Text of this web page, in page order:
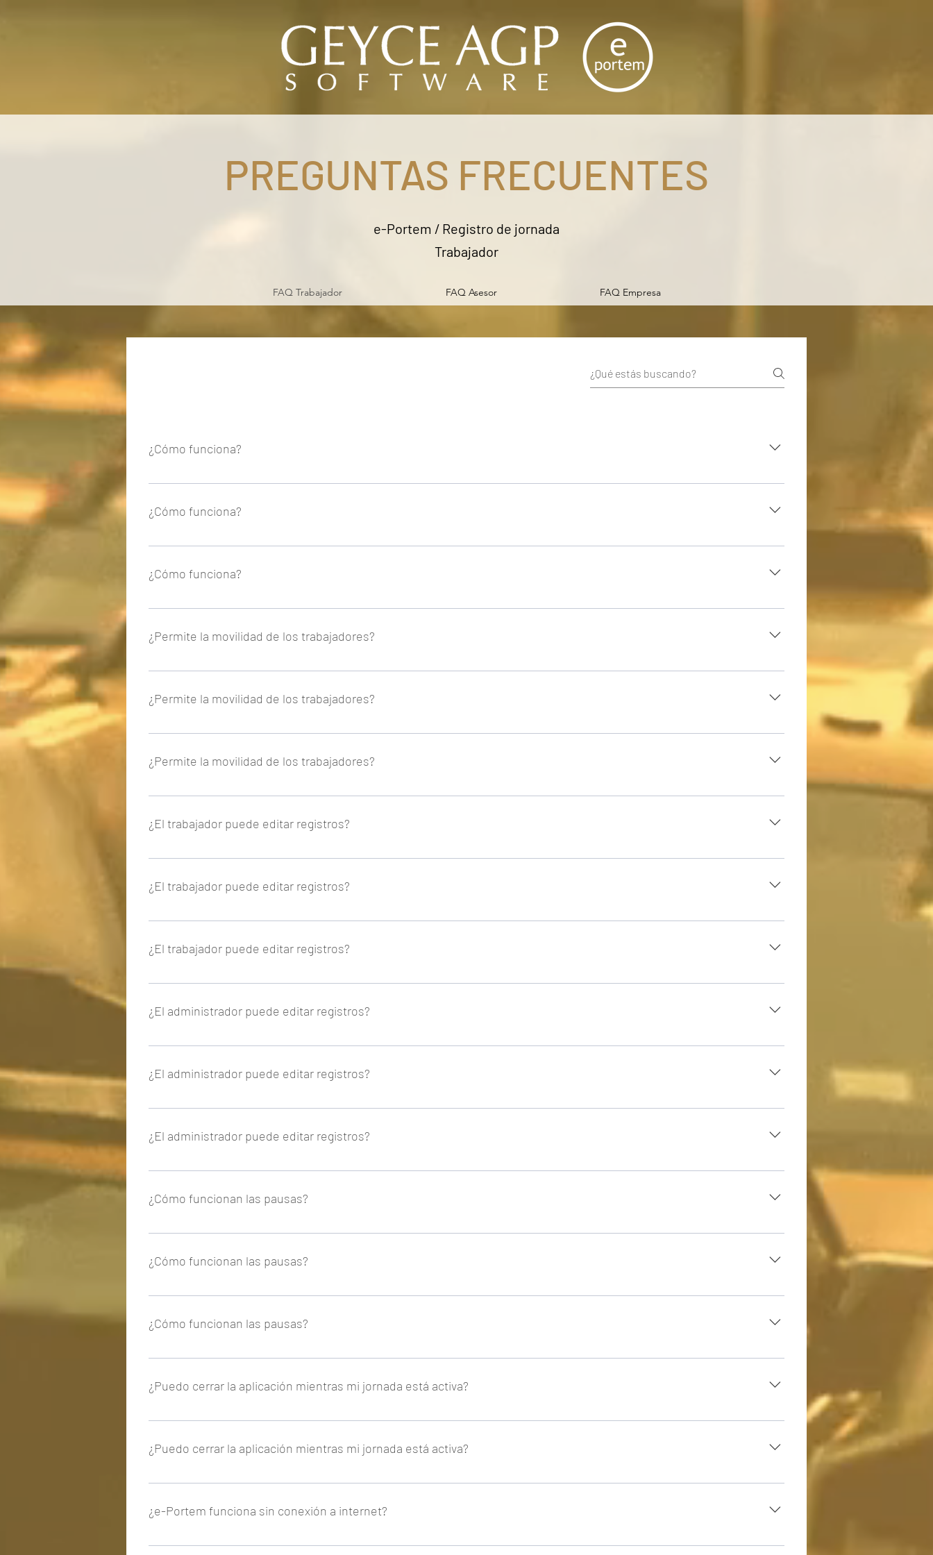
PREGUNTAS FRECUENTES
e-Portem / Registro de jornada
Trabajador
FAQ Trabajador FAQ Asesor FAQ Empresa
¿Cómo funciona?
¿Cómo funciona?
¿Cómo funciona?
¿Permite la movilidad de los trabajadores?
Sí, al ser un servicio web se puede acceder al portal desde cualquier dispositivo que disponga de explorador a internet.
¿Permite la movilidad de los trabajadores?
Sí, al ser un servicio web se puede acceder al portal desde cualquier dispositivo que disponga de explorador a internet.
¿Permite la movilidad de los trabajadores?
Sí, al ser un servicio web se puede acceder al portal desde cualquier dispositivo que disponga de explorador a internet.
¿El trabajador puede editar registros?
Sí, el trabajador puede editar el registro en caso de error u olvido.
¿El trabajador puede editar registros?
Sí, el trabajador puede editar el registro en caso de error u olvido.
¿El trabajador puede editar registros?
Sí, el trabajador puede editar el registro en caso de error u olvido.
¿El administrador puede editar registros?
Sí, para todos aquellos casos en los que el trabajador no pueda fichar. Esta funcionalidad pedirá validación al trabajador del fichaje
¿El administrador puede editar registros?
Sí, para todos aquellos casos en los que el trabajador no pueda fichar. Esta funcionalidad pedirá validación al trabajador del fichaje
¿El administrador puede editar registros?
Sí, para todos aquellos casos en los que el trabajador no pueda fichar. Esta funcionalidad pedirá validación al trabajador del fichaje
¿Cómo funcionan las pausas?
Cuando le indicamos al programa una pausa, el programa deja de contabilizar el tiempo como horario efectivo.
¿Cómo funcionan las pausas?
Cuando le indicamos al programa una pausa, el programa deja de contabilizar el tiempo como horario efectivo.
¿Cómo funcionan las pausas?
Cuando le indicamos al programa una pausa, el programa deja de contabilizar el tiempo como horario efectivo.
¿Puedo cerrar la aplicación mientras mi jornada está activa?
Sí, puedes cerrar la aplicación y ésta mantendrá tu sesión abierta para seguir registrando tu jornada laboral.
¿Puedo cerrar la aplicación mientras mi jornada está activa?
Sí, puedes cerrar la aplicación y ésta mantendrá tu sesión abierta para seguir registrando tu jornada laboral.
¿e-Portem funciona sin conexión a internet?
No, al ser un servicio web necesitamos conexión a internet para acceder al portal.